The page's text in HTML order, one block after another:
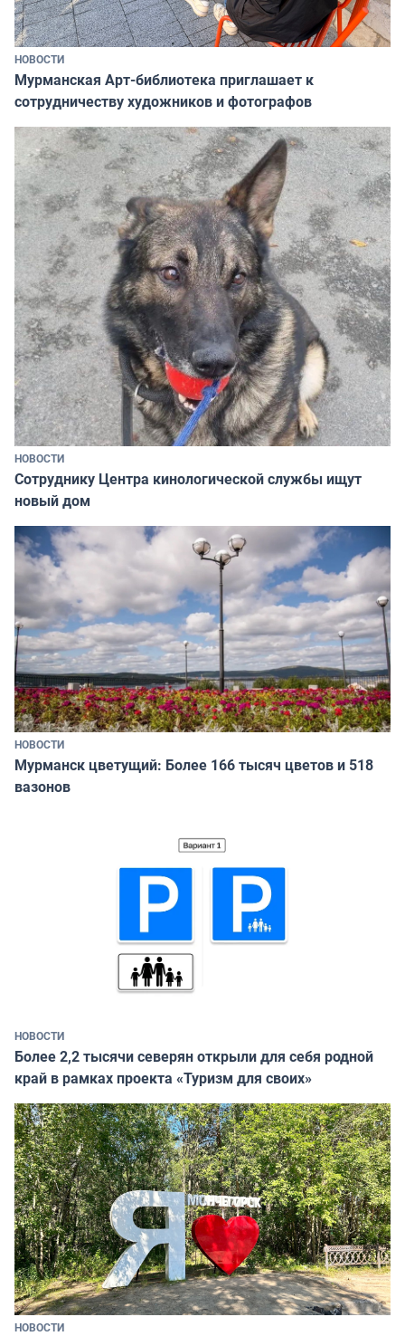
НОВОСТИ
Мурманская Арт-библиотека приглашает к
сотрудничеству художников и фотографов
НОВОСТИ
Сотруднику Центра кинологической службы ищут
новый дом
НОВОСТИ
Мурманск цветущий: Более 166 тысяч цветов и 518
вазонов
НОВОСТИ
Более 2,2 тысячи северян открыли для себя родной
край в рамках проекта «Туризм для своих»
НОВОСТИ